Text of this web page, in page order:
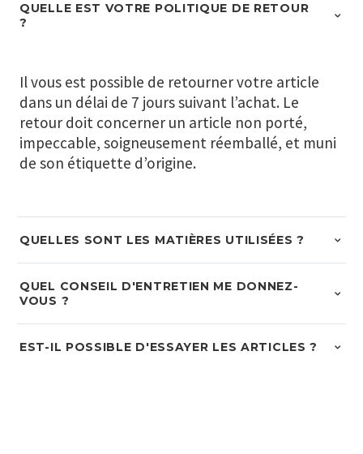
QUELLE EST VOTRE POLITIQUE DE RETOUR
?
Il vous est possible de retourner votre article
dans un délai de 7 jours suivant l’achat. Le
retour doit concerner un article non porté,
impeccable, soigneusement réemballé, et muni
de son étiquette d’origine.
QUELLES SONT LES MATIÈRES UTILISÉES ?
QUEL CONSEIL D'ENTRETIEN ME DONNEZ-
VOUS ?
EST-IL POSSIBLE D'ESSAYER LES ARTICLES ?